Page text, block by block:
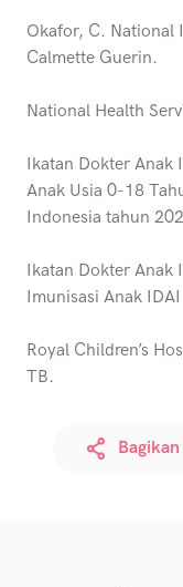
Okafor, C. National
Calmette Guerin.
National Health
Ikatan Dokter Anak
Anak Usia 0-18
Indonesia tahun
Ikatan Dokter Anak
Imunisasi Anak
Royal Children’s
TB.